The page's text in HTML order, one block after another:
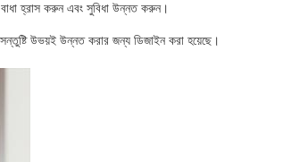
বাধা হ্রাস করুন এবং সুবিধা উন্নত করুন।
উভয়ই উন্নত করার জন্য ডিজাইন করা হয়েছে।